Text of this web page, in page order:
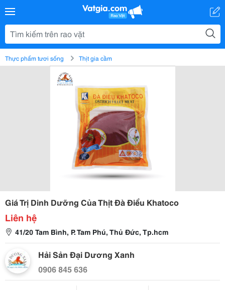
Thực phẩm tươi sống Thịt gia cầm
Giá Trị Dinh Dưỡng Của Thịt Đà Điểu Khatoco
Liên hệ
41/20 Tam Bình, P. Tam Phú, Thủ Đức, Tp.hcm
Hải Sản Đại Dương Xanh
0906 845 636